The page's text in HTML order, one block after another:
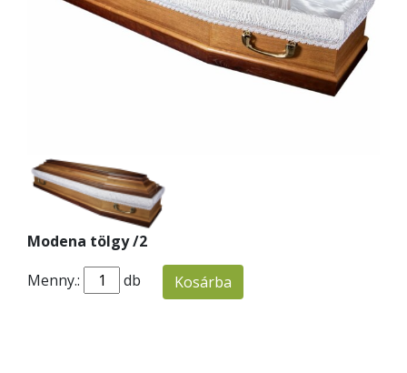
Modena tölgy /2
Menny.:
db Kosárba